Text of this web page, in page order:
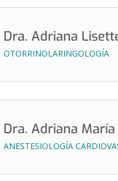
Dra. Adriana
OTORRINOLARINGOLOGÍA
Dra. Adriana
ANESTESIOLOGÍA